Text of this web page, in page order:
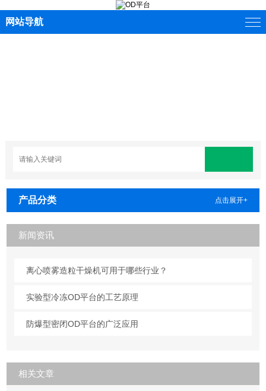
网站导航
产品分类 点击展开+
新闻资讯
离心喷雾造粒干燥机可用于哪些行业？
实验型冷冻OD平台的工艺原理
防爆型密闭OD平台的广泛应用
相关文章